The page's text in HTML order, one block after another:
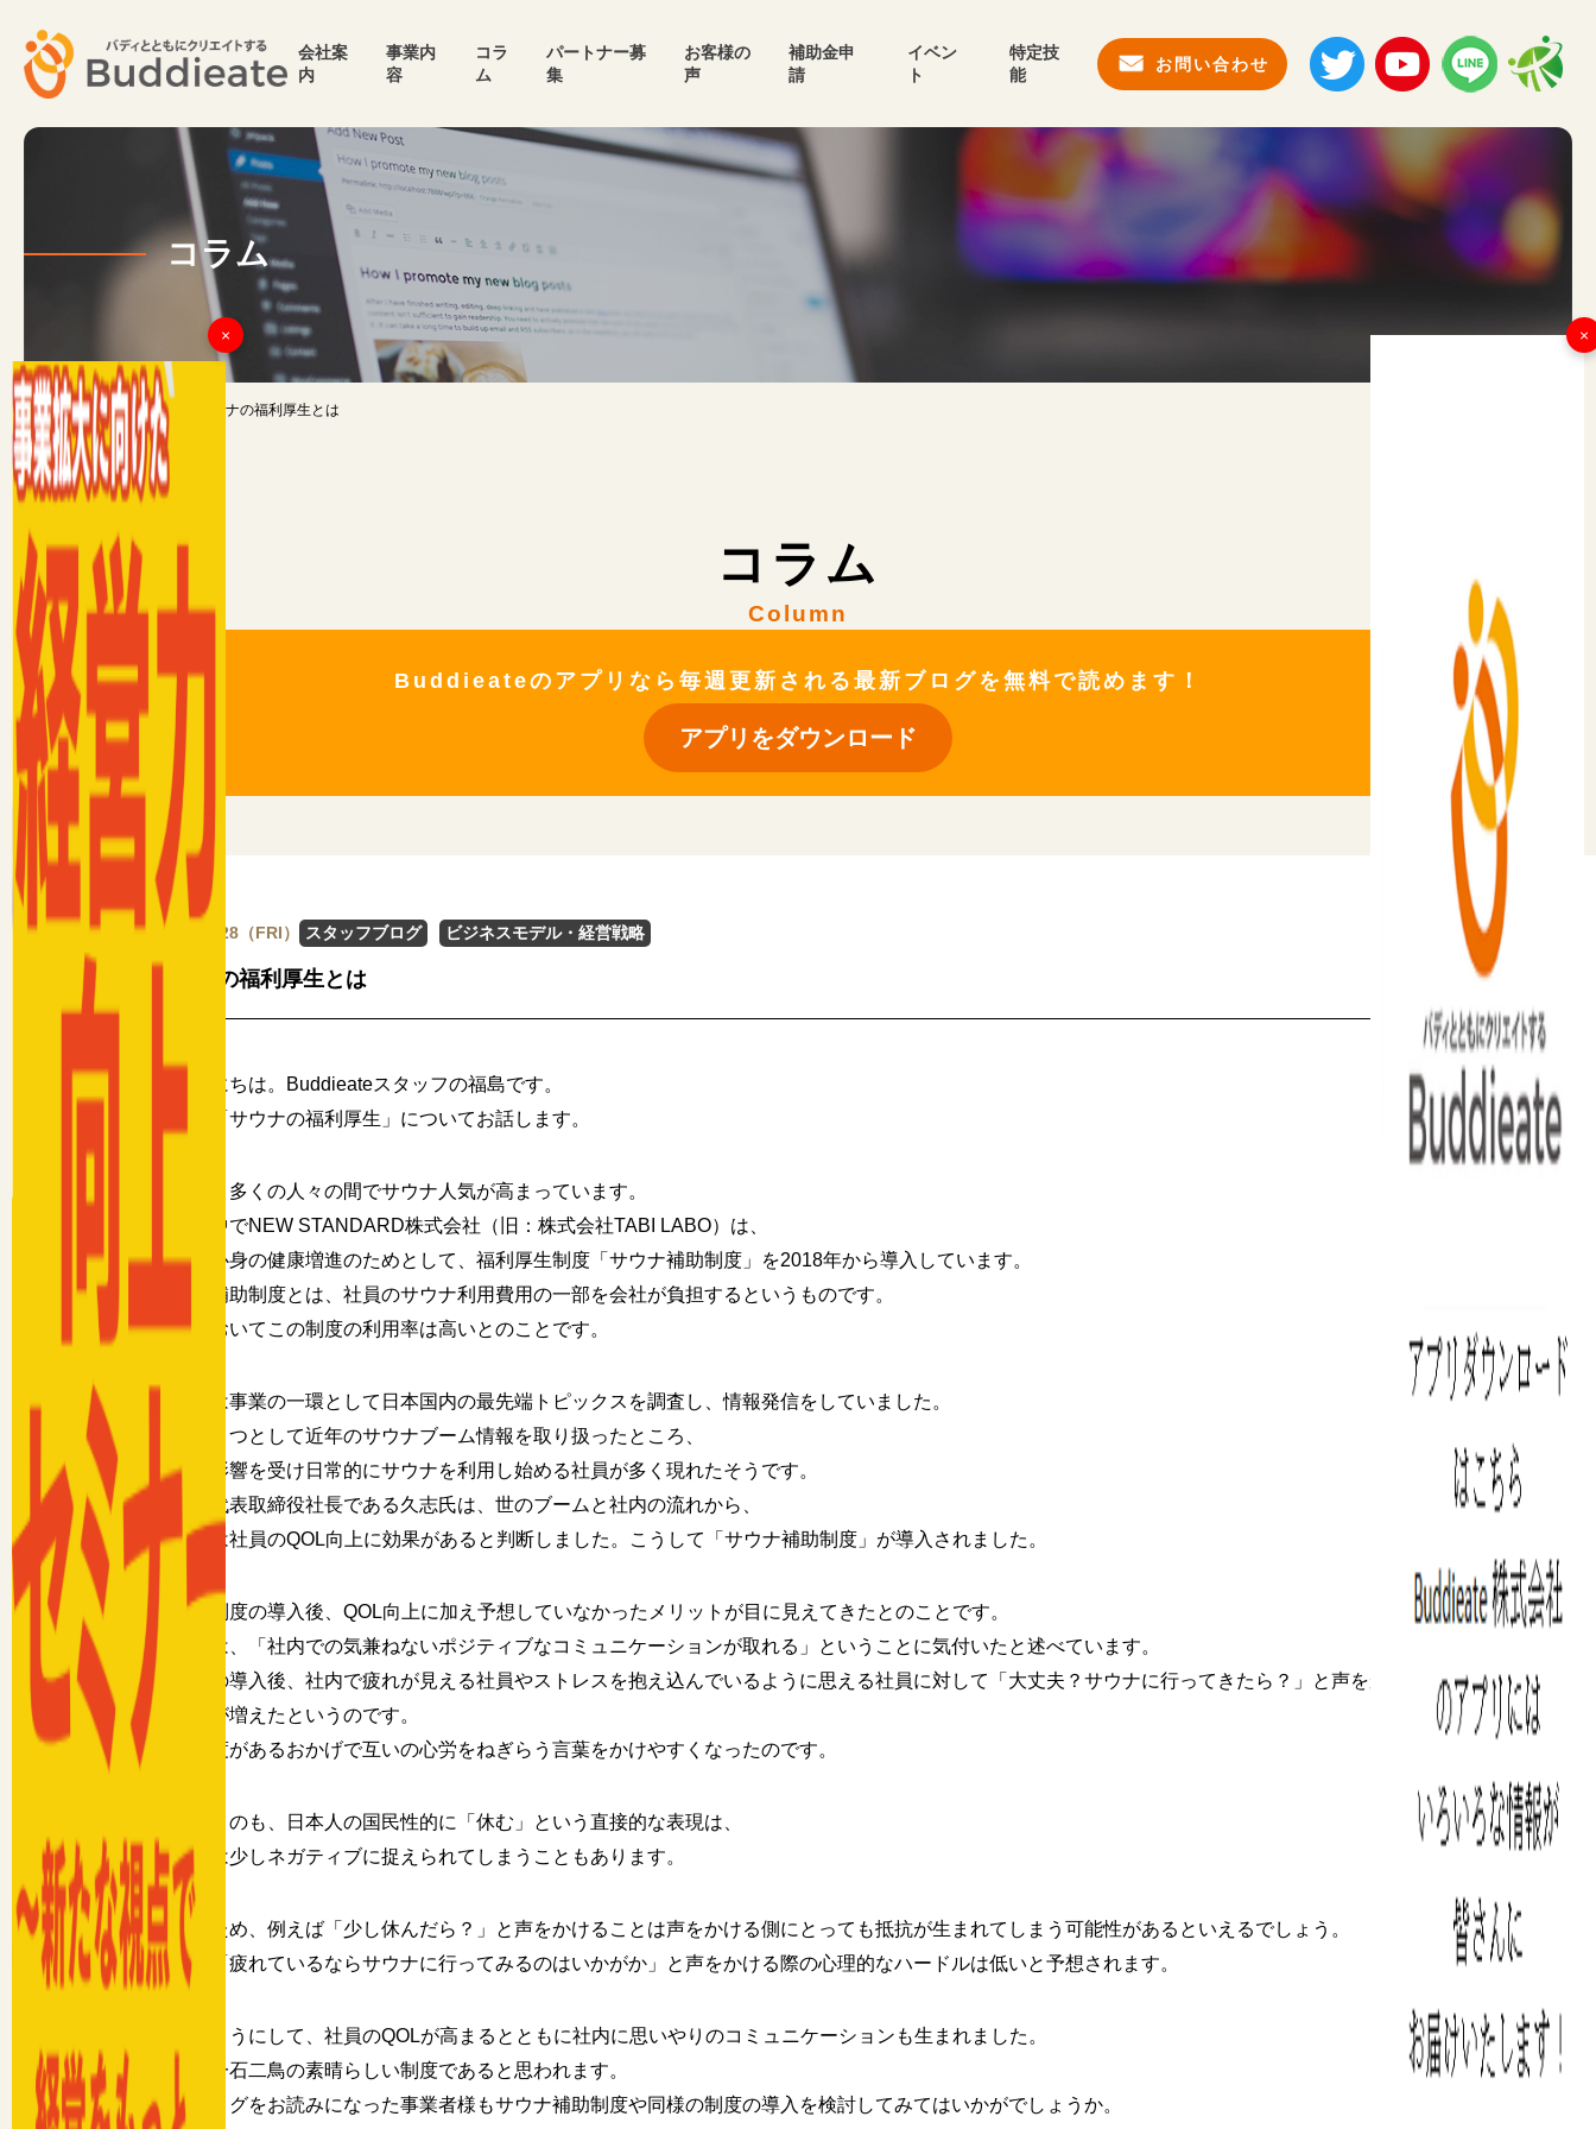
× ×
会社案
内
事業内
容
コラ
ム
パートナー募
集
お客様の
声
補助金申
請
イベン
ト
特定技
能
お問い合わせ
コラム
TOP > コラム サウナの福利厚生とは
コラム
Column
Buddieateのアプリなら毎週更新される最新ブログを無料で読めます！
アプリをダウンロード
2024/06/28（FRI） スタッフブログ ビジネスモデル・経営戦略
サウナの福利厚生とは
こんにちは。Buddieateスタッフの福島です。
本日は「サウナの福利厚生」についてお話します。
近年、多くの人々の間でサウナ人気が高まっています。
そんな中でNEW STANDARD株式会社（旧：株式会社TABI LABO）は、
社員の心身の健康増進のためとして、福利厚生制度「サウナ補助制度」を2018年から導入しています。
サウナ補助制度とは、社員のサウナ利用費用の一部を会社が負担するというものです。
社内においてこの制度の利用率は高いとのことです。
同社は事業の一環として日本国内の最先端トピックスを調査し、情報発信をしていました。
そのひとつとして近年のサウナブーム情報を取り扱ったところ、
それに影響を受け日常的にサウナを利用し始める社員が多く現れたそうです。
同社の代表取締役社長である久志氏は、世のブームと社内の流れから、
サウナは社員のQOL向上に効果があると判断しました。こうして「サウナ補助制度」が導入されました。
この制度の導入後、QOL向上に加え予想していなかったメリットが目に見えてきたとのことです。
久志氏は、「社内での気兼ねないポジティブなコミュニケーションが取れる」ということに気付いたと述べています。
同制度の導入後、社内で疲れが見える社員やストレスを抱え込んでいるように思える社員に対して「大丈夫？サウナに行ってきたら？」と声をかける
シーンが増えたというのです。
この制度があるおかげで互いの心労をねぎらう言葉をかけやすくなったのです。
というのも、日本人の国民性的に「休む」という直接的な表現は、
社内では少しネガティブに捉えられてしまうこともあります。
そのため、例えば「少し休んだら？」と声をかけることは声をかける側にとっても抵抗が生まれてしまう可能性があるといえるでしょう。
一方で「疲れているならサウナに行ってみるのはいかがか」と声をかける際の心理的なハードルは低いと予想されます。
このようにして、社員のQOLが高まるとともに社内に思いやりのコミュニケーションも生まれました。
まさに一石二鳥の素晴らしい制度であると思われます。
このブログをお読みになった事業者様もサウナ補助制度や同様の制度の導入を検討してみてはいかがでしょうか。